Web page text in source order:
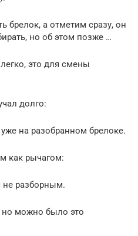
брелок, а отметим сразу, он
но об этом позже …
это для смены
долго:
на разобранном брелоке.
как рычагом:
не разборным.
но можно было это